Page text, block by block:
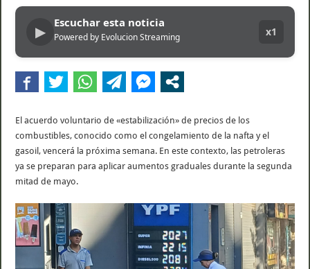
▶
Escuchar esta noticia
Powered by Evolucion Streaming x1
El acuerdo voluntario de «estabilización» de precios de los
combustibles, conocido como el congelamiento de la nafta y el
gasoil, vencerá la próxima semana. En este contexto, las petroleras
ya se preparan para aplicar aumentos graduales durante la segunda
mitad de mayo.